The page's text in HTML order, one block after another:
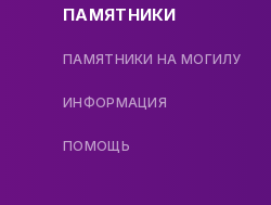
ПАМЯТНИКИ
ПАМЯТНИКИ НА МОГИЛУ
ИНФОРМАЦИЯ
ПОМОЩЬ